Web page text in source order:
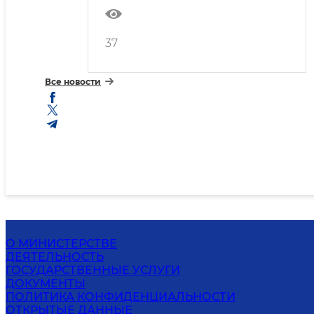
37
Все новости
О МИНИСТЕРСТВЕ
ДЕЯТЕЛЬНОСТЬ
ГОСУДАРСТВЕННЫЕ УСЛУГИ
ДОКУМЕНТЫ
ПОЛИТИКА КОНФИДЕНЦИАЛЬНОСТИ
ОТКРЫТЫЕ ДАННЫЕ